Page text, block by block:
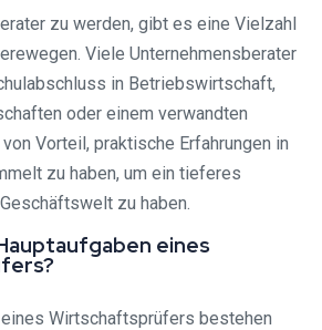
zu werden, gibt es eine Vielzahl
Viele Unternehmensberater
in Betriebswirtschaft,
oder einem verwandten
Vorteil, praktische Erfahrungen in
zu haben, um ein tieferes
zu haben.
eines
Wirtschaftsprüfers bestehen